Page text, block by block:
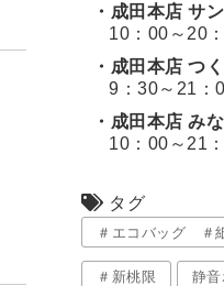
・成田本店 サ
10：00～20
・成田本店 つ
9：30～21：
・成田本店 み
10：00～21
タグ
＃エコバッグ ＃
＃新桃限 静